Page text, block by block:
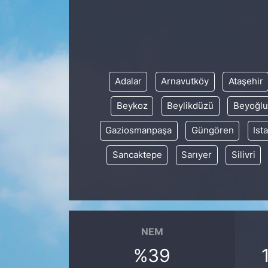
Adalar Arnavutköy Ataşehir
Beykoz Beylikdüzü Beyoğlu
Gaziosmanpaşa Güngören
Sancaktepe Sarıyer Silivri
NEM
%39
KÖŞE YAZILARI (Arşiv)
SARIYER İMAR BARIŞI